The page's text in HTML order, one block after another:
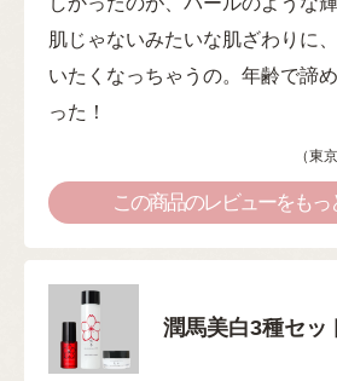
肌じゃないみたいな肌ざわりに
いたくなっちゃうの。年齢で諦
った！
（東
この商品のレビューをもっ
潤馬美白3種セッ